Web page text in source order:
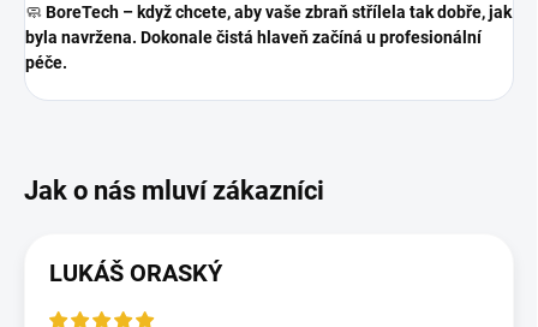
🧼 BoreTech – když chcete, aby vaše zbraň střílela tak dobře, jak
byla navržena. Dokonale čistá hlaveň začíná u profesionální
péče.
LUKÁŠ ORASKÝ